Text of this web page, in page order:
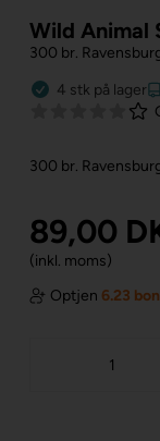
Wild Animal
300 br.
4 stk på lager
300 br.
89,00
(inkl. moms)
Optjen 6.23